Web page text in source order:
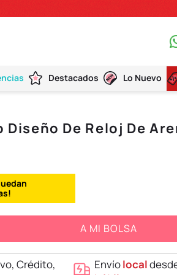
Destacados Lo Nuevo
De Reloj De
A MI BOLSA
Crédito,
Envíolocal